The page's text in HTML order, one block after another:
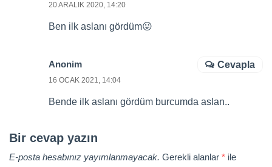
20 ARALIK 2020, 14:20
Ben ilk aslanı gördüm😛
Anonim
16 OCAK 2021, 14:04
Bende ilk aslanı gördüm burcumda aslan..
Cevapla
Bir cevap yazın
E-posta hesabınız yayımlanmayacak. Gerekli alanlar * ile